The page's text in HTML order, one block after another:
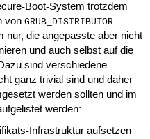
Boot-System trotzdem
von GRUB_DISTRIBUTOR
nur, die angepasste aber nicht
und auch selbst auf die
sind verschiedene
ganz trivial sind und daher
werden sollten und im
werden:
Infrastruktur aufsetzen